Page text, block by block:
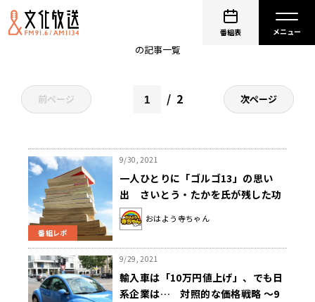
番組表
の記事一覧
前ページ 2 次ページ
番組レポ
9/30, 2021
一人ひとりに「ゴルゴ13」の思い
出 さいとう・たかを氏が残した功
績 ～9月30日「おはよう寺ちゃん」
おはよう寺ちゃん
9/29, 2021
輸入車は「10万円値上げ」、でも日
系企業は… 対照的な価格戦略 ～9